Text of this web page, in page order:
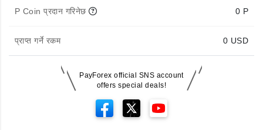
P Coin प्रदान गरिनेछ 0 P
प्राप्त गर्ने रकम 0 USD
PayForex official SNS account
offers special deals!